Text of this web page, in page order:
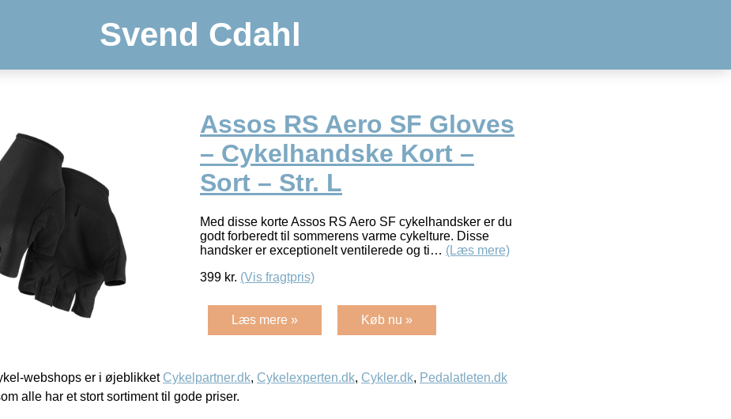
Svend Cdahl
Assos RS Aero SF Gloves
– Cykelhandske Kort –
Sort – Str. L
Med disse korte Assos RS Aero SF cykelhandsker er du
godt forberedt til sommerens varme cykelture. Disse
handsker er exceptionelt ventilerede og ti… (Læs mere)
399 kr. (Vis fragtpris)
Læs mere » Køb nu »
webshops er i øjeblikket Cykelpartner.dk, Cykelexperten.dk, Cykler.dk, Pedalatleten.dk
alle har et stort sortiment til gode priser.